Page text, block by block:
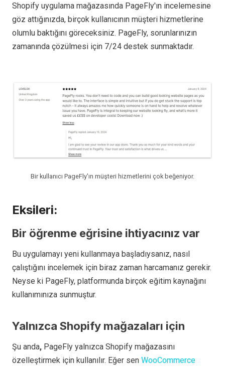
Shopify uygulama mağazasında PageFly'ın incelemesine
göz attığınızda, birçok kullanıcının müşteri hizmetlerine
olumlu baktığını göreceksiniz. PageFly, sorunlarınızın
zamanında çözülmesi için 7/24 destek sunmaktadır.
Bir kullanıcı PageFly'ın müşteri hizmetlerini çok beğeniyor.
Eksileri:
Bir öğrenme eğrisine ihtiyacınız var
Bu uygulamayı yeni kullanmaya başladıysanız, nasıl
çalıştığını incelemek için biraz zaman harcamanız gerekir.
Neyse ki PageFly, platformunda birçok eğitim kaynağını
kullanımınıza sunmuştur.
Yalnızca Shopify mağazaları için
Şu anda, PageFly yalnızca Shopify mağazasını
özelleştirmek için kullanılır. Eğer sen WooCommerce